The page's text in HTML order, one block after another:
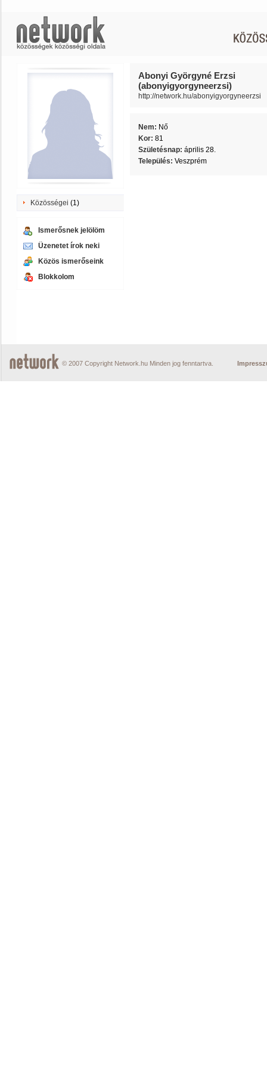
Közösségei (1)
Ismerősnek jelölöm
Üzenetet írok neki
Közös ismerőseink
Blokkolom
Abonyi Györgyné Erzsi
(abonyigyorgyneerzsi)
http://network.hu/abonyigyorgyneerzsi
Nem: Nő
Kor: 81
Születésnap: április 28.
Település: Veszprém
© 2007 Copyright Network.hu Minden jog fenntartva.